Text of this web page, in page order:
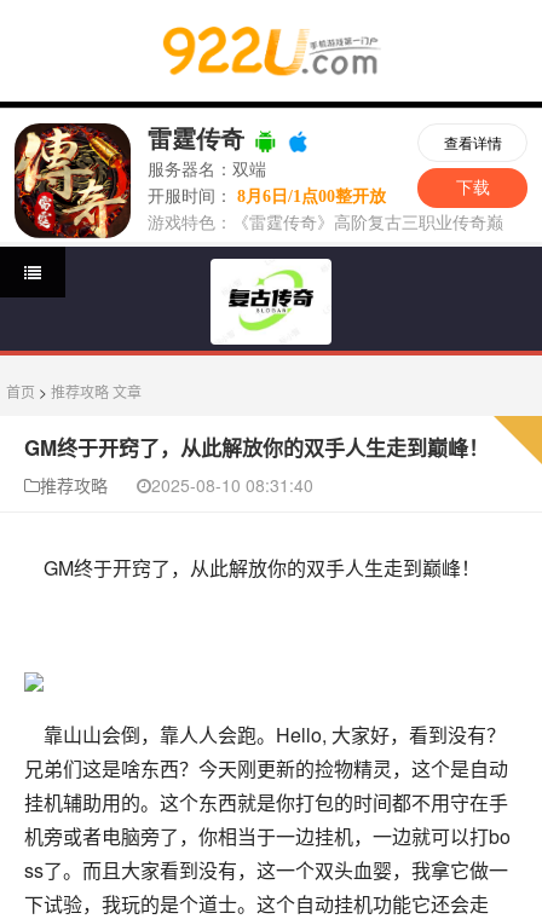
首页 > 推荐攻略文章
GM终于开窍了，从此解放你的双手人生走到巅峰！
推荐攻略 2025-08-10 08:31:40
GM终于开窍了，从此解放你的双手人生走到巅峰！
靠山山会倒，靠人人会跑。Hello, 大家好，看到没有？
兄弟们这是啥东西？今天刚更新的捡物精灵，这个是自动
挂机辅助用的。这个东西就是你打包的时间都不用守在手
机旁或者电脑旁了，你相当于一边挂机，一边就可以打bo
ss了。而且大家看到没有，这一个双头血婴，我拿它做一
下试验，我玩的是个道士。这个自动挂机功能它还会走